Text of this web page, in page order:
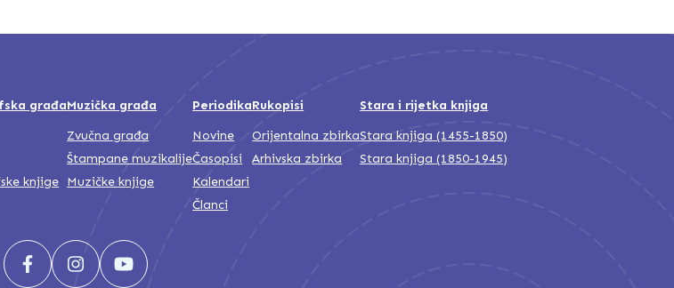
građa
knjige
Muzička građa
Zvučna građa
Štampane muzikalije
Muzičke knjige
Periodika
Novine
Časopisi
Kalendari
Članci
Rukopisi
Orijentalna zbirka
Arhivska zbirka
Stara i rijetka knjiga
Stara knjiga (1455-1850)
Stara knjiga (1850-1945)